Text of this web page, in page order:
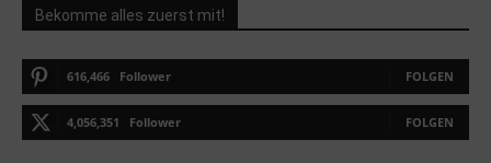
Bekomme alles zuerst mit!
616,466 Follower FOLGEN
4,056,351 Follower FOLGEN